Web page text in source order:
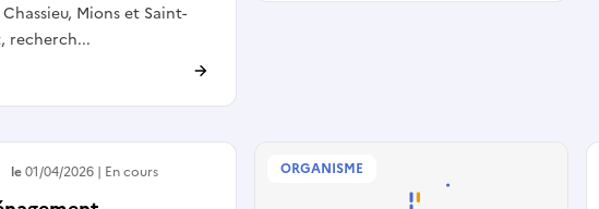
Mions et Saint-
recherch...
le01/04/2026 En cours ORGANISME